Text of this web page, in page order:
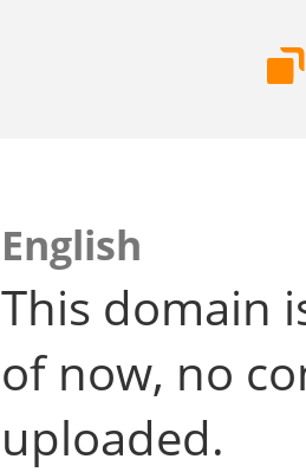
English
This domain
of now, no
uploaded.